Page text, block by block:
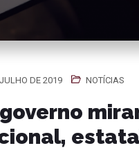
DE 2019 NOTÍCIAS